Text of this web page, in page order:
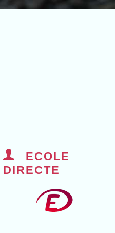
ECOLE
DIRECTE